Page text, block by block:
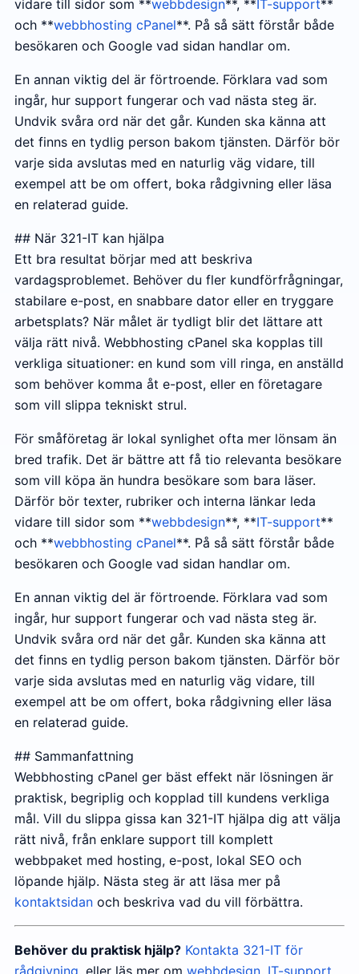
vidare till sidor som **webbdesign**, **IT-support**
och **webbhosting cPanel**. På så sätt förstår både
besökaren och Google vad sidan handlar om.
En annan viktig del är förtroende. Förklara vad som
ingår, hur support fungerar och vad nästa steg är.
Undvik svåra ord när det går. Kunden ska känna att
det finns en tydlig person bakom tjänsten. Därför bör
varje sida avslutas med en naturlig väg vidare, till
exempel att be om offert, boka rådgivning eller läsa
en relaterad guide.
## När 321-IT kan hjälpa
Ett bra resultat börjar med att beskriva
vardagsproblemet. Behöver du fler kundförfrågningar,
stabilare e-post, en snabbare dator eller en tryggare
arbetsplats? När målet är tydligt blir det lättare att
välja rätt nivå. Webbhosting cPanel ska kopplas till
verkliga situationer: en kund som vill ringa, en anställd
som behöver komma åt e-post, eller en företagare
som vill slippa tekniskt strul.
För småföretag är lokal synlighet ofta mer lönsam än
bred trafik. Det är bättre att få tio relevanta besökare
som vill köpa än hundra besökare som bara läser.
Därför bör texter, rubriker och interna länkar leda
vidare till sidor som **webbdesign**, **IT-support**
och **webbhosting cPanel**. På så sätt förstår både
besökaren och Google vad sidan handlar om.
En annan viktig del är förtroende. Förklara vad som
ingår, hur support fungerar och vad nästa steg är.
Undvik svåra ord när det går. Kunden ska känna att
det finns en tydlig person bakom tjänsten. Därför bör
varje sida avslutas med en naturlig väg vidare, till
exempel att be om offert, boka rådgivning eller läsa
en relaterad guide.
## Sammanfattning
Webbhosting cPanel ger bäst effekt när lösningen är
praktisk, begriplig och kopplad till kundens verkliga
mål. Vill du slippa gissa kan 321-IT hjälpa dig att välja
rätt nivå, från enklare support till komplett
webbpaket med hosting, e-post, lokal SEO och
löpande hjälp. Nästa steg är att läsa mer på
kontaktsidan och beskriva vad du vill förbättra.
Behöver du praktisk hjälp? Kontakta 321-IT för